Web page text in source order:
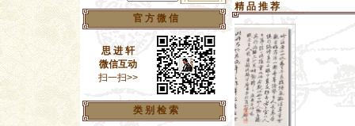
官 方 微 信
思 进 轩
微信互动
扫一扫>>
类 别 检 索
精 品 推 荐